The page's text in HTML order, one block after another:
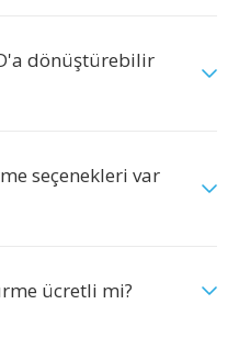
dönüştürebilir
seçenekleri var
ücretli mi?